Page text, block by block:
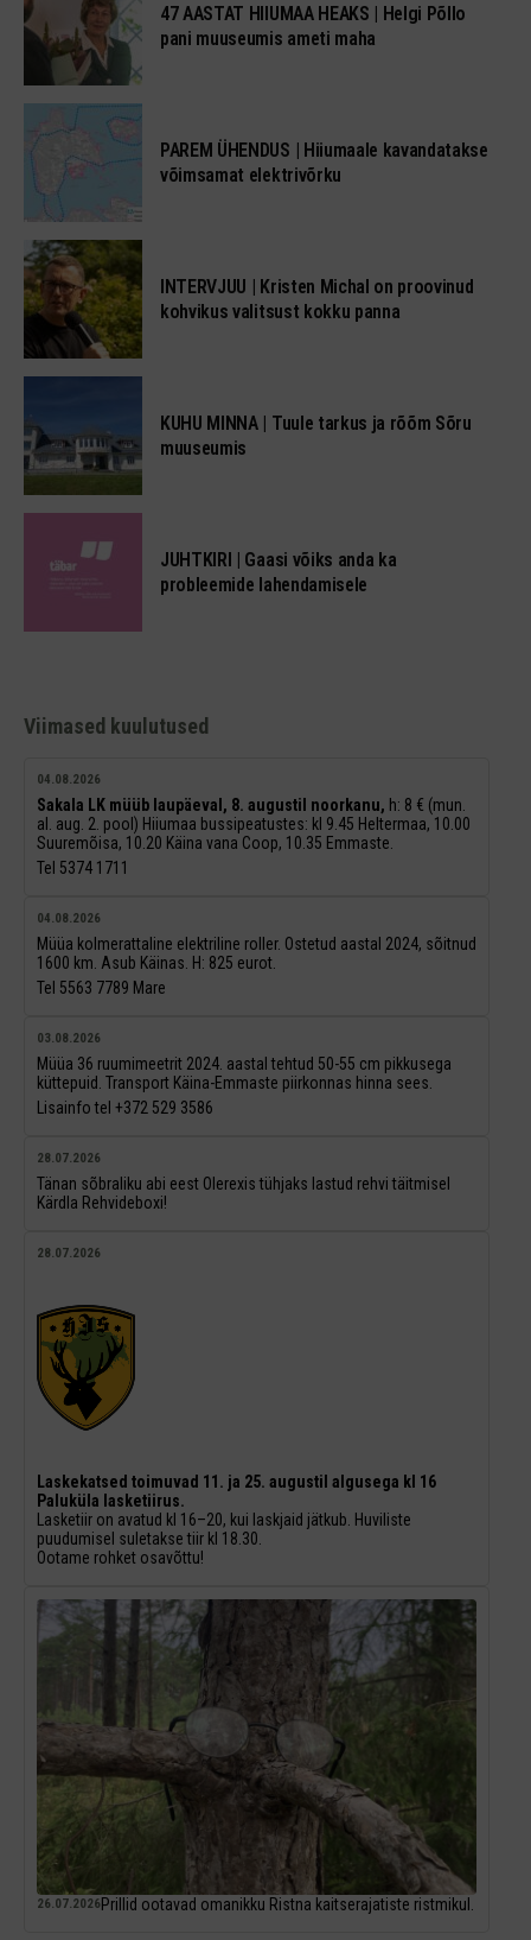
47 AASTAT HIIUMAA HEAKS | Helgi Põllo
pani muuseumis ameti maha
PAREM ÜHENDUS | Hiiumaale kavandatakse
võimsamat elektrivõrku
INTERVJUU | Kristen Michal on proovinud
kohvikus valitsust kokku panna
KUHU MINNA | Tuule tarkus ja rõõm Sõru
muuseumis
JUHTKIRI | Gaasi võiks anda ka
probleemide lahendamisele
Viimased kuulutused
04.08.2026
Sakala LK müüb laupäeval, 8. augustil noorkanu, h: 8 € (mun.
al. aug. 2. pool) Hiiumaa bussipeatustes: kl 9.45 Heltermaa, 10.00
Suuremõisa, 10.20 Käina vana Coop, 10.35 Emmaste.
Tel 5374 1711
04.08.2026
Müüa kolmerattaline elektriline roller. Ostetud aastal 2024, sõitnud
1600 km. Asub Käinas. H: 825 eurot.
Tel 5563 7789 Mare
03.08.2026
Müüa 36 ruumimeetrit 2024. aastal tehtud 50-55 cm pikkusega
küttepuid. Transport Käina-Emmaste piirkonnas hinna sees.
Lisainfo tel +372 529 3586
28.07.2026
Tänan sõbraliku abi eest Olerexis tühjaks lastud rehvi täitmisel
Kärdla Rehvideboxi!
28.07.2026
Laskekatsed toimuvad 11. ja 25. augustil algusega kl 16
Paluküla lasketiirus.
Lasketiir on avatud kl 16–20, kui laskjaid jätkub. Huviliste
puudumisel suletakse tiir kl 18.30.
Ootame rohket osavõttu!
26.07.2026 Prillid ootavad omanikku Ristna kaitserajatiste ristmikul.